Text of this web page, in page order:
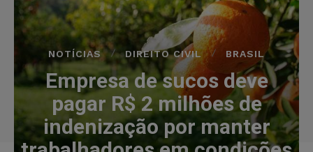
NOTÍCIAS DIREITO CIVIL BRASIL
Empresa de sucos deve
pagar R$ 2 milhões de
indenização por manter